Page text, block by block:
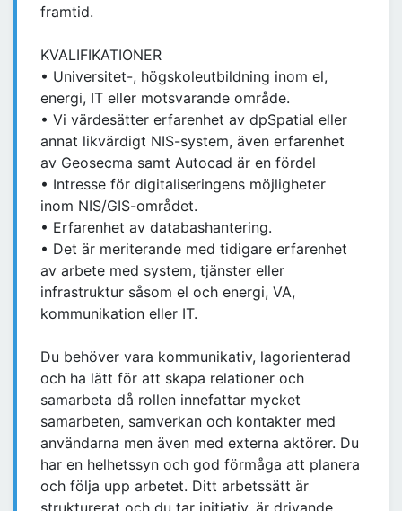
framtid.
KVALIFIKATIONER
• Universitet-, högskoleutbildning inom el,
energi, IT eller motsvarande område.
• Vi värdesätter erfarenhet av dpSpatial eller
annat likvärdigt NIS-system, även erfarenhet
av Geosecma samt Autocad är en fördel
• Intresse för digitaliseringens möjligheter
inom NIS/GIS-området.
• Erfarenhet av databashantering.
• Det är meriterande med tidigare erfarenhet
av arbete med system, tjänster eller
infrastruktur såsom el och energi, VA,
kommunikation eller IT.
Du behöver vara kommunikativ, lagorienterad
och ha lätt för att skapa relationer och
samarbeta då rollen innefattar mycket
samarbeten, samverkan och kontakter med
användarna men även med externa aktörer. Du
har en helhetssyn och god förmåga att planera
och följa upp arbetet. Ditt arbetssätt är